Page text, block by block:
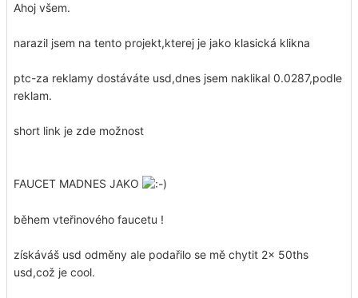
Ahoj všem.
narazil jsem na tento projekt,kterej je jako klasická klikna
ptc-za reklamy dostáváte usd,dnes jsem naklikal 0.0287,podle
reklam.
short link je zde možnost
FAUCET MADNES JAKO
během vteřinového faucetu !
získáváš usd odměny ale podařilo se mě chytit 2x 50ths
usd,což je cool.